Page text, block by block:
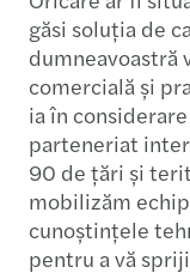
găsi soluția de
dumneavoastră
comercială și
ia în
parteneriat
90 de țări și
mobilizăm
cunoştinţele
pentru a vă